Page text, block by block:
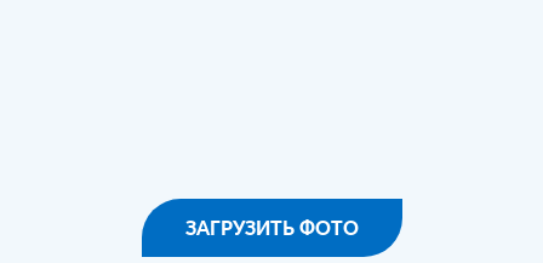
ЗАГРУЗИТЬ ФОТО